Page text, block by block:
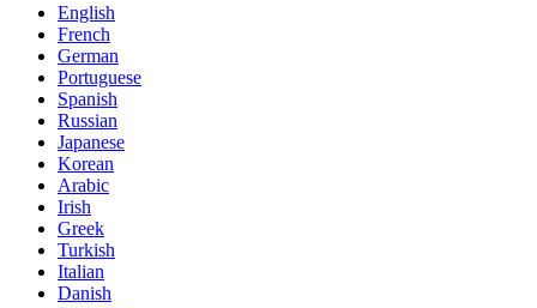
English
French
German
Portuguese
Spanish
Russian
Japanese
Korean
Arabic
Irish
Greek
Turkish
Italian
Danish